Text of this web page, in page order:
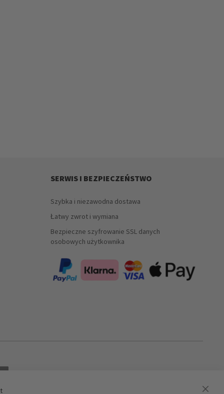
SERWIS I BEZPIECZEŃSTWO
Szybka i niezawodna dostawa
Łatwy zwrot i wymiana
Bezpieczne szyfrowanie SSL danych
osobowych użytkownika